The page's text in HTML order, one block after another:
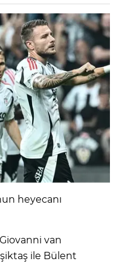
heyecanı
van
ile Bülent